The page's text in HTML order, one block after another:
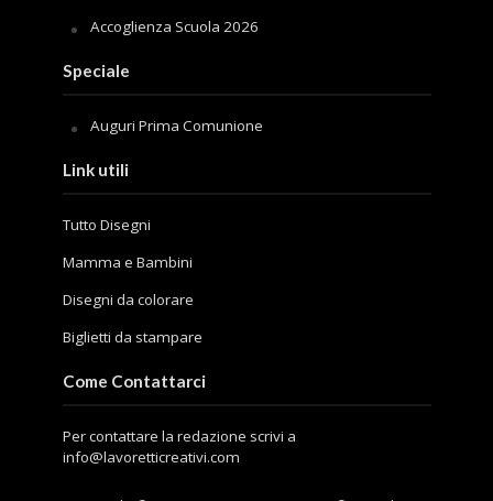
Accoglienza Scuola 2026
Speciale
Auguri Prima Comunione
Link utili
Tutto Disegni
Mamma e Bambini
Disegni da colorare
Biglietti da stampare
Come Contattarci
Per contattare la redazione scrivi a
info@lavoretticreativi.com